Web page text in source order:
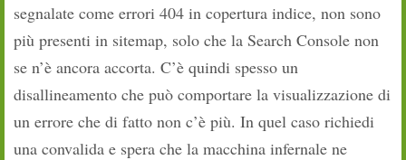
segnalate come errori 404 in copertura indice, non sono
più presenti in sitemap, solo che la Search Console non
se n’è ancora accorta. C’è quindi spesso un
disallineamento che può comportare la visualizzazione di
un errore che di fatto non c’è più. In quel caso richiedi
una convalida e spera che la macchina infernale ne